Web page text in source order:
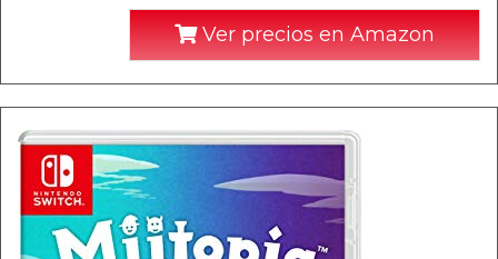
Ver precios en Amazon